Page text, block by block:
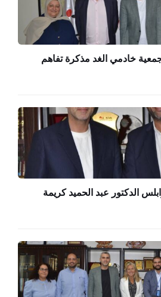
خادمي الغد مذكرة تفاهم
الدكتور عبد الحميد كريمة